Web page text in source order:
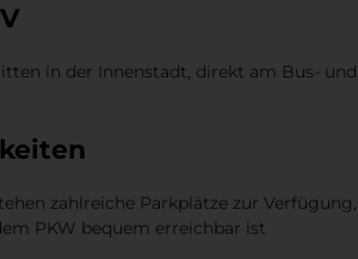
in der Innenstadt, direkt am Bus- und
zahlreiche Parkplätze zur Verfügung,
PKW bequem erreichbar ist